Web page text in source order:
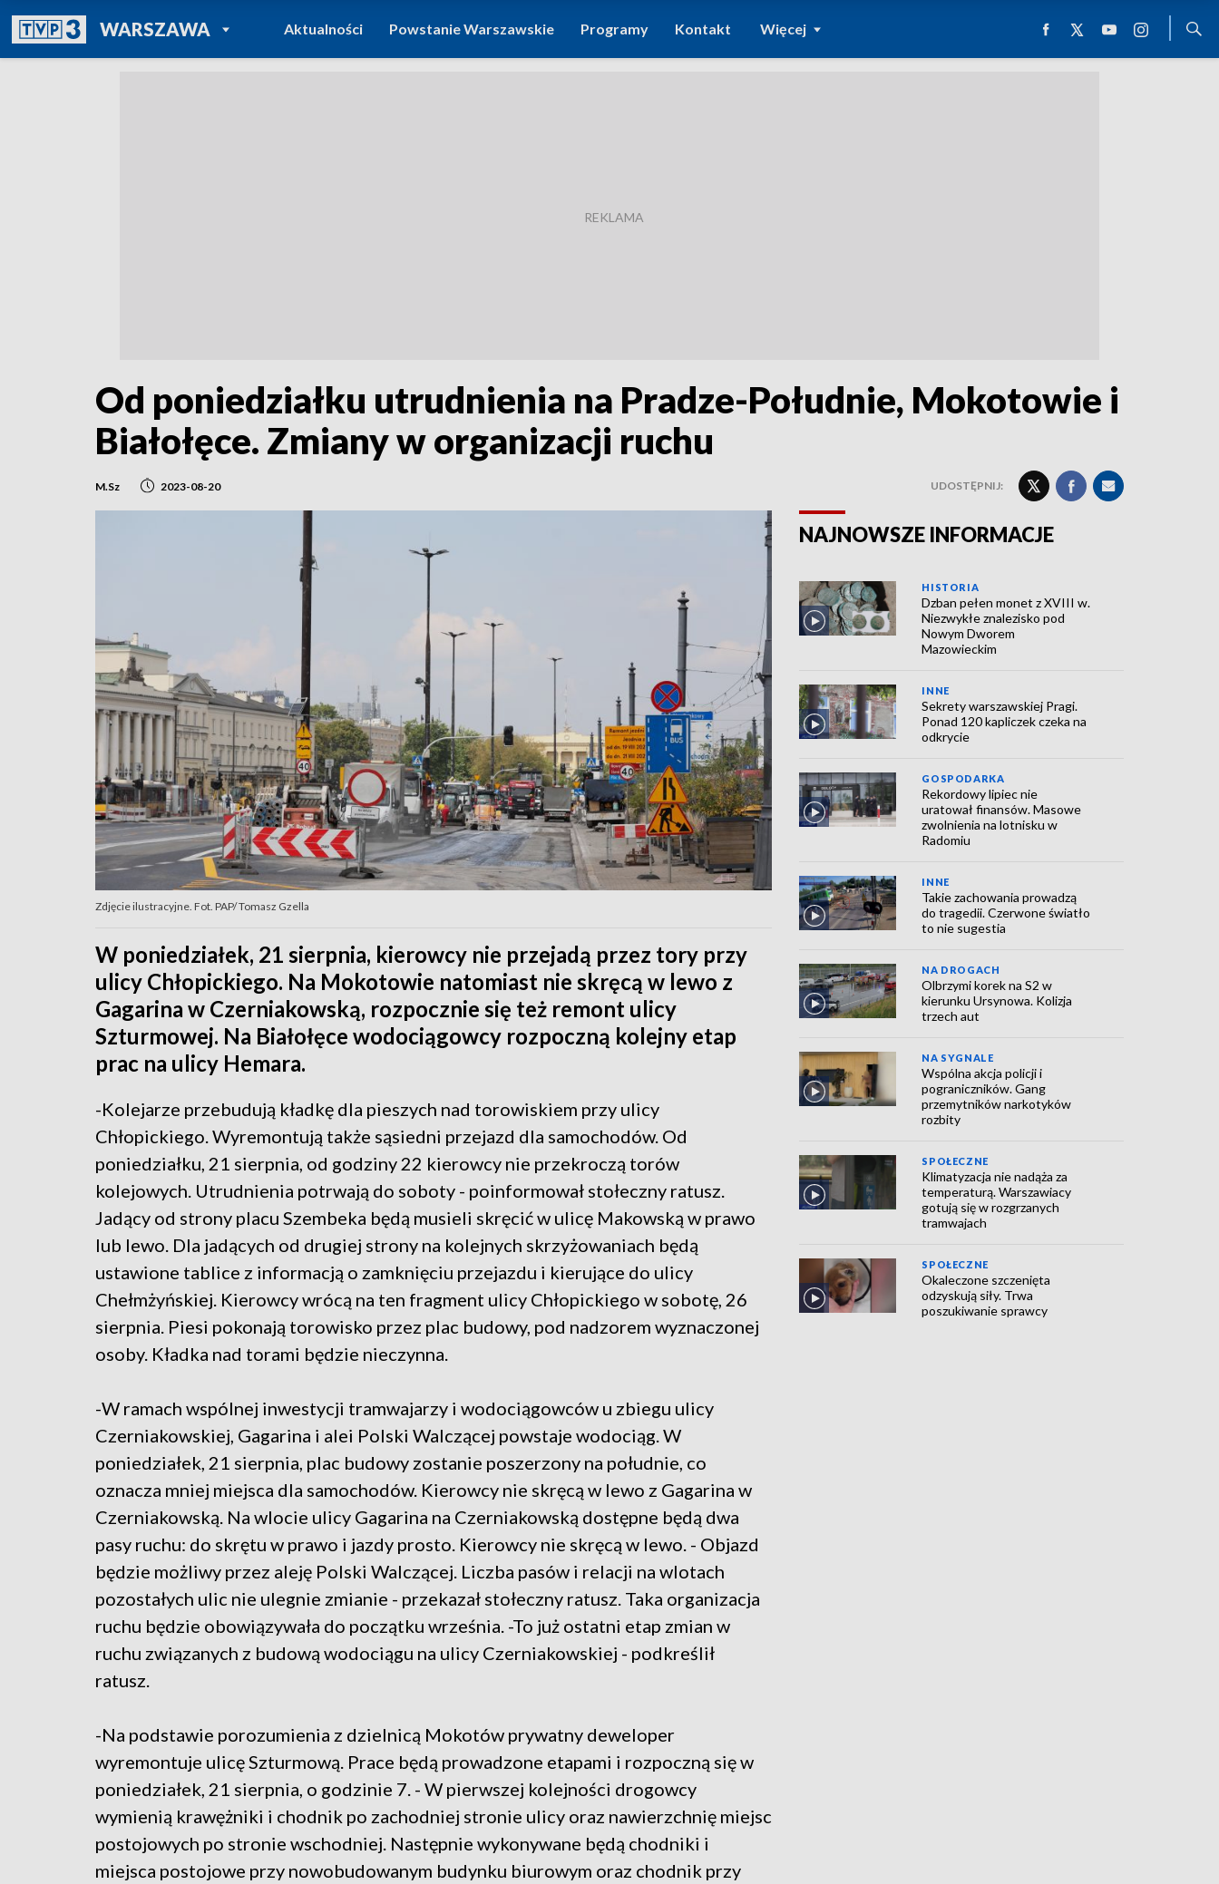
WARSZAWAPOWRÓT DO
TVP REGIONY
Aktualności Powstanie Warszawskie Programy Kontakt Więcej
Od poniedziałku utrudnienia na Pradze-Południe, Mokotowie i
Białołęce. Zmiany w organizacji ruchu
M.Sz 2023-08-20 UDOSTĘPNIJ:
Zdjęcie ilustracyjne. Fot. PAP/ Tomasz Gzella
W poniedziałek, 21 sierpnia, kierowcy nie przejadą przez tory przy
ulicy Chłopickiego. Na Mokotowie natomiast nie skręcą w lewo z
Gagarina w Czerniakowską, rozpocznie się też remont ulicy
Szturmowej. Na Białołęce wodociągowcy rozpoczną kolejny etap
prac na ulicy Hemara.
-Kolejarze przebudują kładkę dla pieszych nad torowiskiem przy ulicy
Chłopickiego. Wyremontują także sąsiedni przejazd dla samochodów. Od
poniedziałku, 21 sierpnia, od godziny 22 kierowcy nie przekroczą torów
kolejowych. Utrudnienia potrwają do soboty - poinformował stołeczny ratusz.
Jadący od strony placu Szembeka będą musieli skręcić w ulicę Makowską w prawo
lub lewo. Dla jadących od drugiej strony na kolejnych skrzyżowaniach będą
ustawione tablice z informacją o zamknięciu przejazdu i kierujące do ulicy
Chełmżyńskiej. Kierowcy wrócą na ten fragment ulicy Chłopickiego w sobotę, 26
sierpnia. Piesi pokonają torowisko przez plac budowy, pod nadzorem wyznaczonej
osoby. Kładka nad torami będzie nieczynna.
-W ramach wspólnej inwestycji tramwajarzy i wodociągowców u zbiegu ulicy
Czerniakowskiej, Gagarina i alei Polski Walczącej powstaje wodociąg. W
poniedziałek, 21 sierpnia, plac budowy zostanie poszerzony na południe, co
oznacza mniej miejsca dla samochodów. Kierowcy nie skręcą w lewo z Gagarina w
Czerniakowską. Na wlocie ulicy Gagarina na Czerniakowską dostępne będą dwa
pasy ruchu: do skrętu w prawo i jazdy prosto. Kierowcy nie skręcą w lewo. - Objazd
będzie możliwy przez aleję Polski Walczącej. Liczba pasów i relacji na wlotach
pozostałych ulic nie ulegnie zmianie - przekazał stołeczny ratusz. Taka organizacja
ruchu będzie obowiązywała do początku września. -To już ostatni etap zmian w
ruchu związanych z budową wodociągu na ulicy Czerniakowskiej - podkreślił
ratusz.
-Na podstawie porozumienia z dzielnicą Mokotów prywatny deweloper
wyremontuje ulicę Szturmową. Prace będą prowadzone etapami i rozpoczną się w
poniedziałek, 21 sierpnia, o godzinie 7. - W pierwszej kolejności drogowcy
wymienią krawężniki i chodnik po zachodniej stronie ulicy oraz nawierzchnię miejsc
postojowych po stronie wschodniej. Następnie wykonywane będą chodniki i
miejsca postojowe przy nowobudowanym budynku biurowym oraz chodnik przy
NAJNOWSZE INFORMACJE
HISTORIA
Dzban pełen monet z XVIII w.
Niezwykłe znalezisko pod
Nowym Dworem
Mazowieckim
INNE
Sekrety warszawskiej Pragi.
Ponad 120 kapliczek czeka na
odkrycie
GOSPODARKA
Rekordowy lipiec nie
uratował finansów. Masowe
zwolnienia na lotnisku w
Radomiu
INNE
Takie zachowania prowadzą
do tragedii. Czerwone światło
to nie sugestia
NA DROGACH
Olbrzymi korek na S2 w
kierunku Ursynowa. Kolizja
trzech aut
NA SYGNALE
Wspólna akcja policji i
pograniczników. Gang
przemytników narkotyków
rozbity
SPOŁECZNE
Klimatyzacja nie nadąża za
temperaturą. Warszawiacy
gotują się w rozgrzanych
tramwajach
SPOŁECZNE
Okaleczone szczenięta
odzyskują siły. Trwa
poszukiwanie sprawcy